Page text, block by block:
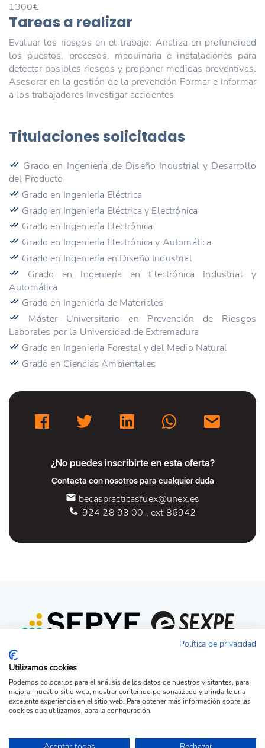
1300€
Tareas a realizar
Evaluar los riesgos en el trabajo. Analiza en profundidad
los puestos, procesos, maquinaria e instalaciones para
detectar posibles riesgos y proponer medidas preventivas.
Asesorar en la gestión de la prevención Formar e informar
a los trabajadores Investigar accidentes
Titulaciones solicitadas
Grado en Ingeniería de Diseño Industrial y Desarrollo
del Producto
Grado en Ingeniería Eléctrica
Grado en Ingeniería Eléctrica y Electrónica
Grado en Ingeniería Electrónica
Grado en Ingeniería Electrónica y Automática
Grado en Ingeniería en Diseño Industrial
Grado en Ingeniería en Electrónica Industrial y
Automática
Grado en Ingeniería de Materiales
Máster Universitario en Prevención de Riesgos
Laborales por la Universidad de Extremadura
Grado en Ingeniería Forestal y del Medio Natural
Grado en Ciencias Ambientales
¿No puedes inscribirte en esta oferta?
Contacta con nosotros para cualquier duda
becaspracticasfuex@unex.es
924 28 93 00 , ext 86942
Acceso candidato Acceso empresa
Política de privacidad
Utilizamos cookies
Podemos colocarlos para el análisis de los datos de nuestros visitantes, para
mejorar nuestro sitio web, mostrar contenido personalizado y brindarle una
excelente experiencia en el sitio web. Para obtener más información sobre las
cookies que utilizamos, abra la configuración.